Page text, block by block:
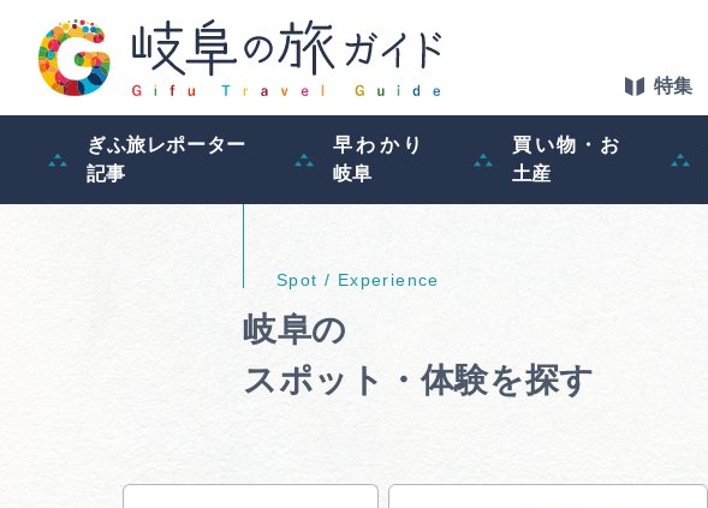
特集
ぎふ旅レポーター
記事
早わかり
岐阜
買い物・お
土産
岐阜の
スポット・体験を探す